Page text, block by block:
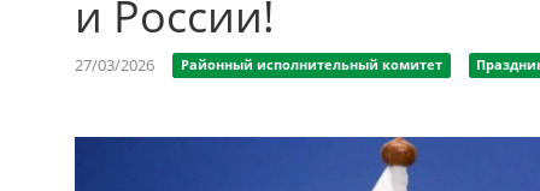
и России!
27/03/2026 Районный исполнительный комитет